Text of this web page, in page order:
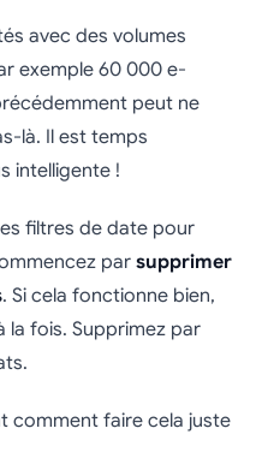
avec des volumes
exemple 60 000 e-
peut ne
là. Il est temps
intelligente !
filtres de date pour
par supprimer
. Si cela fonctionne bien,
la fois. Supprimez par
comment faire cela juste